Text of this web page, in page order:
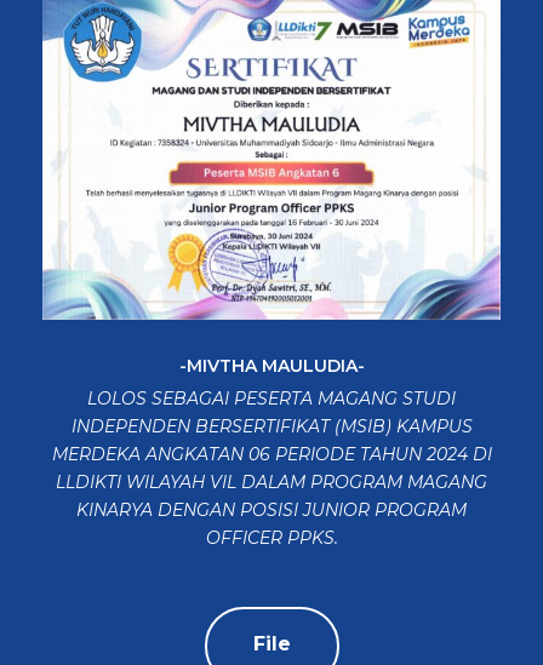
-MIVTHA MAULUDIA-
LOLOS SEBAGAI PESERTA MAGANG STUDI
INDEPENDEN BERSERTIFIKAT (MSIB) KAMPUS
MERDEKA ANGKATAN 06 PERIODE TAHUN 2024 DI
LLDIKTI WILAYAH VIL DALAM PROGRAM MAGANG
KINARYA DENGAN POSISI JUNIOR PROGRAM
OFFICER PPKS.
File